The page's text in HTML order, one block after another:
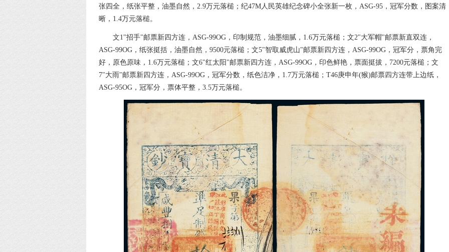
张四全，纸张平整，油墨自然，2.9万元落槌；纪47M人民英雄纪念碑小全张新一枚，ASG-95，冠军分数，图案清
晰，1.4万元落槌。
文1"招手"邮票新四方连，ASG-99OG，印制规范，油墨细腻，1.6万元落槌；文2"大军帽"邮票新直双连，
ASG-99OG，纸张挺括，油墨自然，9500元落槌；文5"智取威虎山"邮票新四方连，ASG-99OG，冠军分，票角完
好，原色原味，1.6万元落槌；文6"红太阳"邮票新四方连，ASG-99OG，印色鲜艳，票面挺拔，7200元落槌；文
7"大雨"邮票新四方连，ASG-99OG，冠军分数，纸色洁净，1.7万元落槌；T46庚申年(猴)邮票四方连带上边纸，
ASG-95OG，冠军分，票体平整，3.5万元落槌。